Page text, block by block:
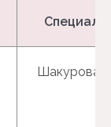
Шакурова